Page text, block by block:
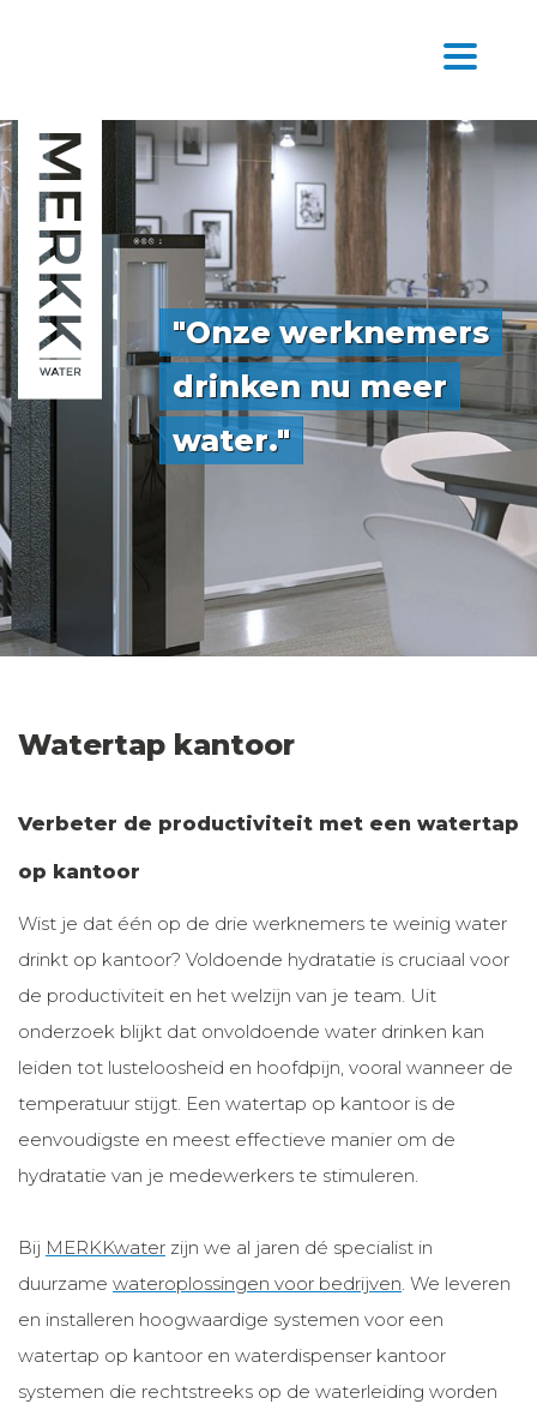
"Onze werknemers
drinken nu meer
water."
Watertap kantoor
Verbeter de productiviteit met een watertap
op kantoor
Wist je dat één op de drie werknemers te weinig water
drinkt op kantoor? Voldoende hydratatie is cruciaal voor
de productiviteit en het welzijn van je team. Uit
onderzoek blijkt dat onvoldoende water drinken kan
leiden tot lusteloosheid en hoofdpijn, vooral wanneer de
temperatuur stijgt. Een watertap op kantoor is de
eenvoudigste en meest effectieve manier om de
hydratatie van je medewerkers te stimuleren.
Bij MERKKwater zijn we al jaren dé specialist in
duurzame wateroplossingen voor bedrijven. We leveren
en installeren hoogwaardige systemen voor een
watertap op kantoor en waterdispenser kantoor
systemen die rechtstreeks op de waterleiding worden